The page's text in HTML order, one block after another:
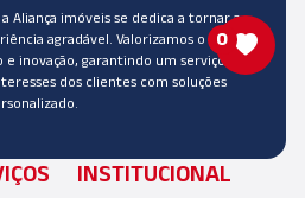
Aliança imóveis se dedica a tornar a
agradável. Valorizamos o
inovação, garantindo um serviço que
dos clientes com soluções
INSTITUCIONAL
0